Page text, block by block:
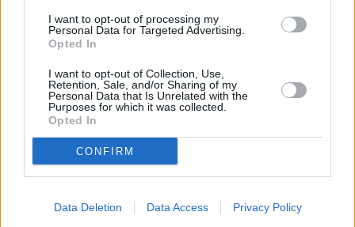
I want to opt-out of processing my
Personal Data for Targeted Advertising.
Opted In
I want to opt-out of Collection, Use,
Retention, Sale, and/or Sharing of my
Personal Data that Is Unrelated with the
Purposes for which it was collected.
Opted In
CONFIRM
Data Deletion Data Access Privacy Policy
nómada digital.
Buena temperatura.
Buena calidad del aire (hoy).
Internet rápido.
Puntos en contra
personas o grupos LGBTQ+.